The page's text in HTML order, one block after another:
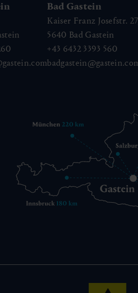
Bad Gastein
Kaiser Franz Josefstr.
5640 Bad Gastein
+43 6432 3393 560